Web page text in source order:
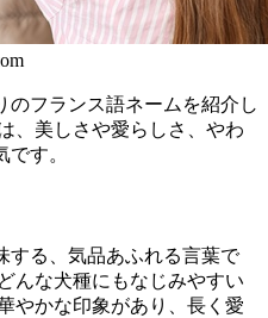
のフランス語ネームを紹介し
、美しさや愛らしさ、やわ
す。
する、気品あふれる言葉で
んな犬種にもなじみやすい
やかな印象があり、長く愛